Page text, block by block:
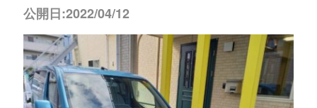
公開日:2022/04/12